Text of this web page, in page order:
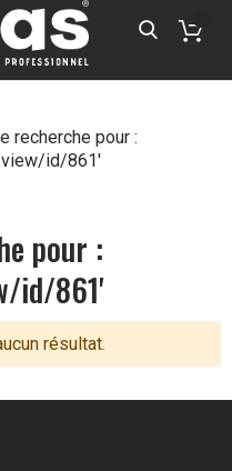
recherche pour :
id/861'
pour :
id/861'
résultat.